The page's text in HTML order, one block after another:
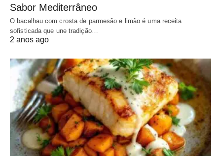
Sabor Mediterrâneo
O bacalhau com crosta de parmesão e limão é uma receita
sofisticada que une tradição…
2 anos ago